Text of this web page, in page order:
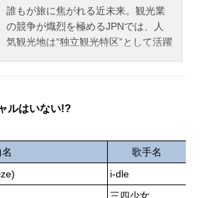
ケジュール2026年4月9日（木）～20
26年6月25日（木）フジテレビにて
話数全12話キャスト田畑若菜：中林
香：泊明日菜スタッフ原作：志村貴
浅香守生キャラクターデザイン：濱
田邦彦シリーズ構成：中⻄やすひろ
美術監督：中村豪希色彩設計：大野
春恵撮影監督：酒井淳子音楽：小畑
誰もが旅に焦がれる近未来。観光業
の競争が熾烈を極めるJPNでは、人
気観光地は“独立観光特区”として活躍
AMAを愛する主人公は、幼なじみに
ハプニングと、おもてなしに賭ける
情熱。旅のパートナーは、誰にも言
えない荷物を抱えた観光区長たち。
ルはいない!?
歌手名
i-dle